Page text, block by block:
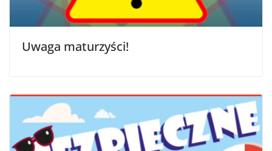
Uwaga maturzyści!